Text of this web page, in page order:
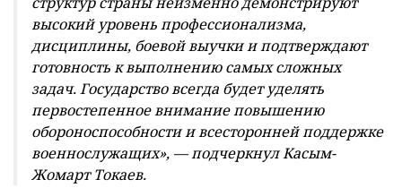
высокий уровень профессионализма,
дисциплины, боевой выучки и подтверждают
готовность к выполнению самых сложных
задач. Государство всегда будет уделять
первостепенное внимание повышению
обороноспособности и всесторонней поддержке
военнослужащих», — подчеркнул Касым-
Жомарт Токаев.